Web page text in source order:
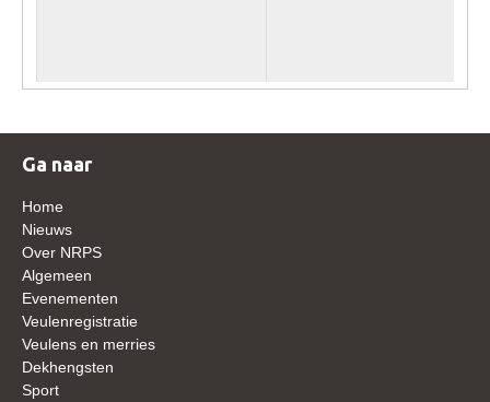
Röntgenonderzoek
Dekhengsten
Hengstenselectie
Informatie Hengstenkeuring
ZADEL 2026
Ga naar
Home
Nieuws
Over NRPS
Algemeen
Evenementen
Veulenregistratie
Veulens en merries
Dekhengsten
Sport